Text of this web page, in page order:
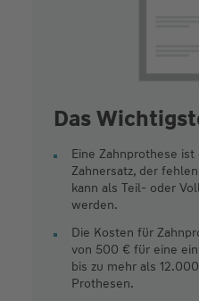
Das
Eine Zahnprothese
Zahnersatz, der
kann als Teil- oder
werden.
Die Kosten für
von 500 € für eine
bis zu mehr als
Prothesen.